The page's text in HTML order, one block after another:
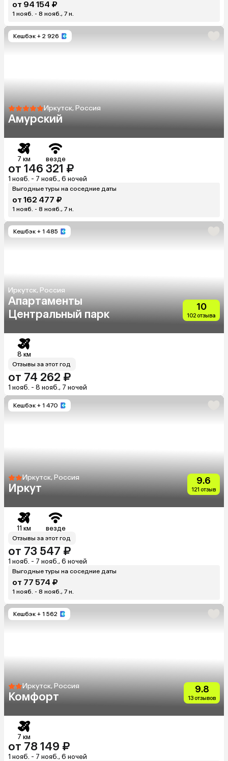
от 94 154 ₽
1 нояб. - 8 нояб., 7 н.
Кешбэк + 2 926
Иркутск, Россия
Амурский
7 км везде
от 146 321 ₽
1 нояб. - 7 нояб., 6 ночей
Выгодные туры на соседние даты
от 162 477 ₽
1 нояб. - 8 нояб., 7 н.
Кешбэк + 1 485
Иркутск, Россия
Апартаменты
Центральный парк
10
102 отзыва
8 км
Отзывы за этот год
от 74 262 ₽
1 нояб. - 8 нояб., 7 ночей
Кешбэк + 1 470
Иркутск, Россия
Иркут
9.6
121 отзыв
11 км везде
Отзывы за этот год
от 73 547 ₽
1 нояб. - 7 нояб., 6 ночей
Выгодные туры на соседние даты
от 77 574 ₽
1 нояб. - 8 нояб., 7 н.
Кешбэк + 1 562
Иркутск, Россия
Комфорт
9.8
13 отзывов
7 км
от 78 149 ₽
1 нояб. - 7 нояб., 6 ночей